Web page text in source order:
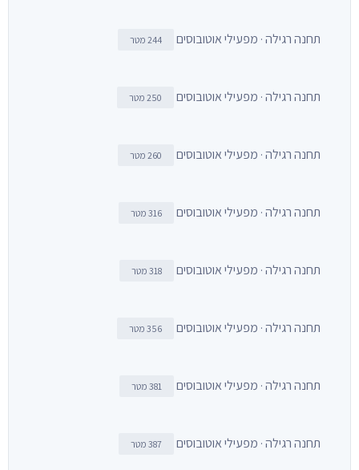
תחנה רגילה · מפעילי אוטובוסים 244 מטר
תחנה רגילה · מפעילי אוטובוסים 250 מטר
תחנה רגילה · מפעילי אוטובוסים 260 מטר
תחנה רגילה · מפעילי אוטובוסים 316 מטר
תחנה רגילה · מפעילי אוטובוסים 318 מטר
תחנה רגילה · מפעילי אוטובוסים 356 מטר
תחנה רגילה · מפעילי אוטובוסים 381 מטר
תחנה רגילה · מפעילי אוטובוסים 387 מטר